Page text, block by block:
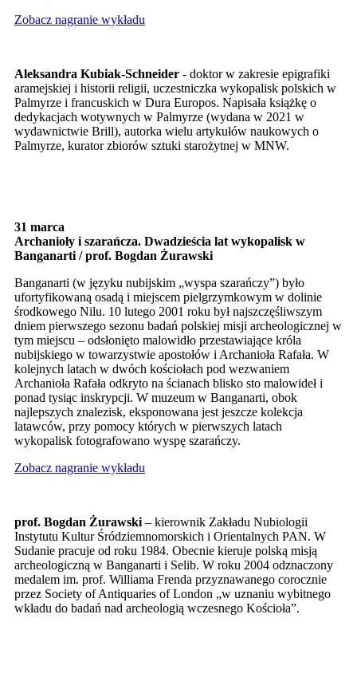
Zobacz nagranie wykładu
Aleksandra Kubiak-Schneider - doktor w zakresie epigrafiki
aramejskiej i historii religii, uczestniczka wykopalisk polskich w
Palmyrze i francuskich w Dura Europos. Napisała książkę o
dedykacjach wotywnych w Palmyrze (wydana w 2021 w
wydawnictwie Brill), autorka wielu artykułów naukowych o
Palmyrze, kurator zbiorów sztuki starożytnej w MNW.
31 marca
Archanioły i szarańcza. Dwadzieścia lat wykopalisk w
Banganarti / prof. Bogdan Żurawski
Banganarti (w języku nubijskim „wyspa szarańczy”) było
ufortyfikowaną osadą i miejscem pielgrzymkowym w dolinie
środkowego Nilu. 10 lutego 2001 roku był najszczęśliwszym
dniem pierwszego sezonu badań polskiej misji archeologicznej w
tym miejscu – odsłonięto malowidło przestawiające króla
nubijskiego w towarzystwie apostołów i Archanioła Rafała. W
kolejnych latach w dwóch kościołach pod wezwaniem
Archanioła Rafała odkryto na ścianach blisko sto malowideł i
ponad tysiąc inskrypcji. W muzeum w Banganarti, obok
najlepszych znalezisk, eksponowana jest jeszcze kolekcja
latawców, przy pomocy których w pierwszych latach
wykopalisk fotografowano wyspę szarańczy.
Zobacz nagranie wykładu
prof. Bogdan Żurawski – kierownik Zakładu Nubiologii
Instytutu Kultur Śródziemnomorskich i Orientalnych PAN. W
Sudanie pracuje od roku 1984. Obecnie kieruje polską misją
archeologiczną w Banganarti i Selib. W roku 2004 odznaczony
medalem im. prof. Williama Frenda przyznawanego corocznie
przez Society of Antiquaries of London „w uznaniu wybitnego
wkładu do badań nad archeologią wczesnego Kościoła”.